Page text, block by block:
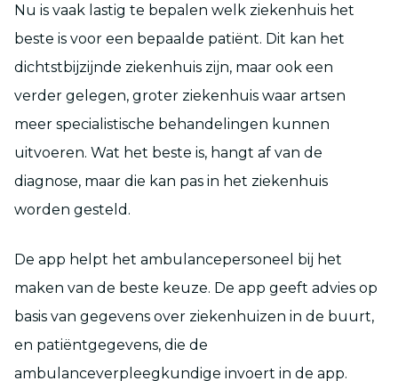
Nu is vaak lastig te bepalen welk ziekenhuis het
beste is voor een bepaalde patiënt. Dit kan het
dichtstbijzijnde ziekenhuis zijn, maar ook een
verder gelegen, groter ziekenhuis waar artsen
meer specialistische behandelingen kunnen
uitvoeren. Wat het beste is, hangt af van de
diagnose, maar die kan pas in het ziekenhuis
worden gesteld.
De app helpt het ambulancepersoneel bij het
maken van de beste keuze. De app geeft advies op
basis van gegevens over ziekenhuizen in de buurt,
en patiëntgegevens, die de
ambulanceverpleegkundige invoert in de app.